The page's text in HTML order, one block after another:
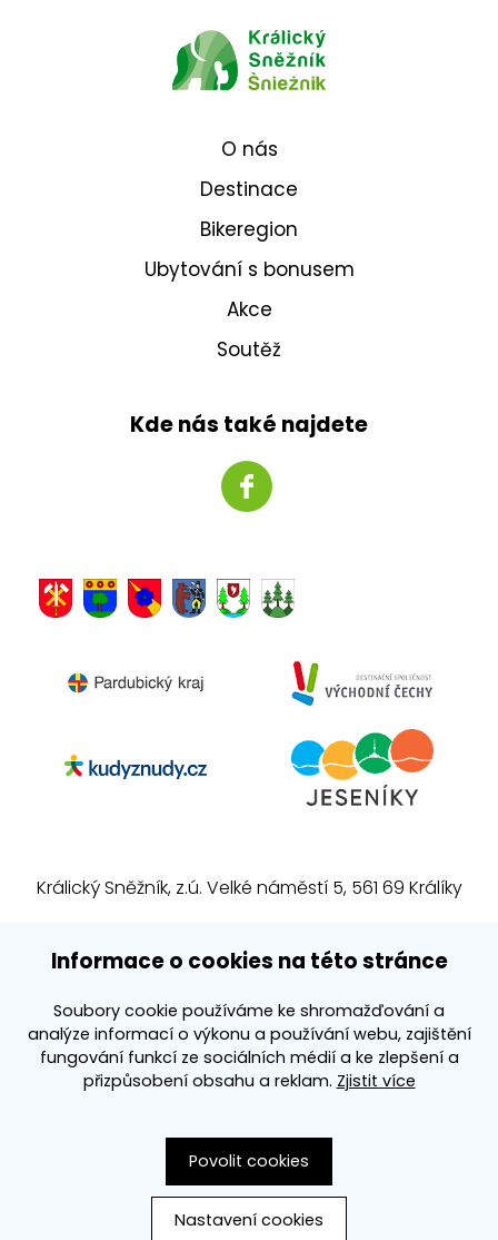
Informace o cookies na této stránce
Soubory cookie používáme ke shromažďování a
analýze informací o výkonu a používání webu, zajištění
fungování funkcí ze sociálních médií a ke zlepšení a
přizpůsobení obsahu a reklam. Zjistit více
Povolit cookies
Nastavení cookies
O nás
Destinace
Bikeregion
Ubytování s bonusem
Akce
Soutěž
Kde nás také najdete
Králický Sněžník, z.ú. Velké náměstí 5, 561 69 Králíky
E-mail:info@kralickysneznik.net
3k platforma
Vytvořila společnostPS Works s. r. o.